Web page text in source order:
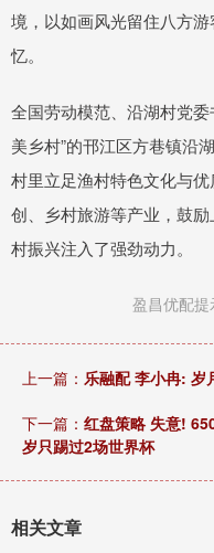
境，以如画风光留住八方
忆。
全国劳动模范、沿湖村党
美乡村”的邗江区方巷镇沿
村里立足渔村特色文化与
创、乡村旅游等产业，鼓
村振兴注入了强劲动力。
盈昌优配提
上一篇： 乐融配 李小冉: 岁
下一篇： 红盘策略 失意!
岁只踢过2场世界杯
相关文章